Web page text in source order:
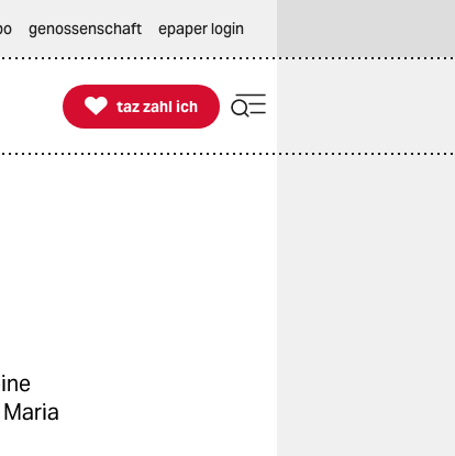
genossenschaft epaper login

taz zahl ich
taz zahl ich